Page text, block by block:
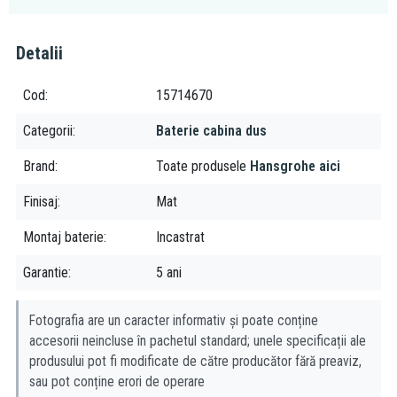
au stabilit tendintele.
Detalii
Cod 15714670
Categorii Baterie cabina dus
Brand Toate produsele Hansgrohe aici
Finisaj Mat
Montaj baterie Incastrat
Garantie 5 ani
Fotografia are un caracter informativ și poate conține
accesorii neincluse în pachetul standard; unele specificații ale
produsului pot fi modificate de către producător fără preaviz,
sau pot conține erori de operare